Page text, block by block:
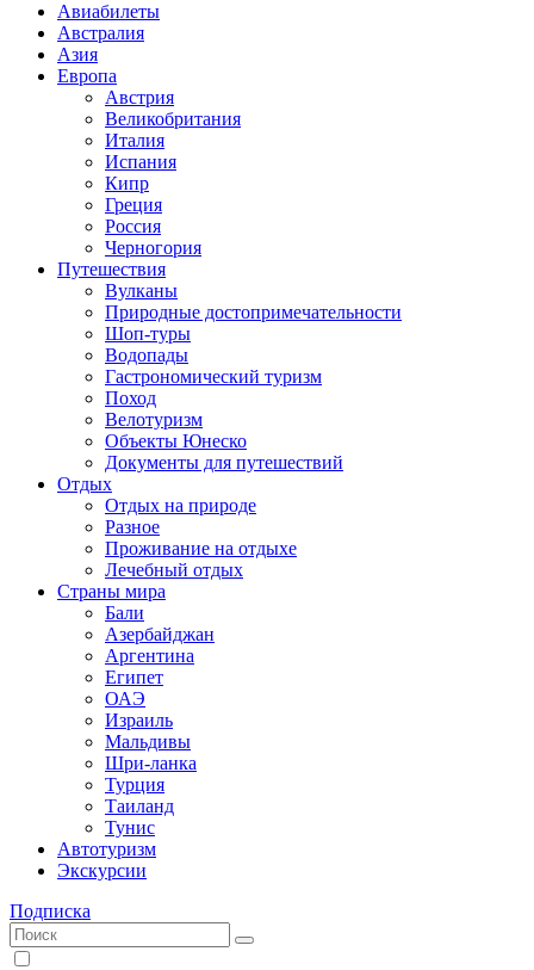
Авиабилеты
Австралия
Азия
Европа
Австрия
Великобритания
Италия
Испания
Кипр
Греция
Россия
Черногория
Путешествия
Вулканы
Природные достопримечательности
Шоп-туры
Водопады
Гастрономический туризм
Поход
Велотуризм
Объекты Юнеско
Документы для путешествий
Отдых
Отдых на природе
Разное
Проживание на отдыхе
Лечебный отдых
Страны мира
Бали
Азербайджан
Аргентина
Египет
ОАЭ
Израиль
Мальдивы
Шри-ланка
Турция
Таиланд
Тунис
Автотуризм
Экскурсии
Подписка